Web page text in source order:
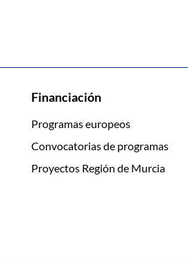
Financiación
Programas europeos
Convocatorias de programas
Proyectos Región de Murcia